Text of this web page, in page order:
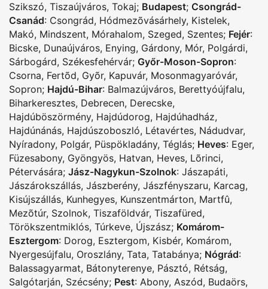
Szikszó, Tiszaújváros, Tokaj; Budapest; Csongrád-
Csanád: Csongrád, Hódmezõvásárhely, Kistelek,
Makó, Mindszent, Mórahalom, Szeged, Szentes; Fejér:
Bicske, Dunaújváros, Enying, Gárdony, Mór, Polgárdi,
Sárbogárd, Székesfehérvár; Győr-Moson-Sopron:
Csorna, Fertõd, Gyõr, Kapuvár, Mosonmagyaróvár,
Sopron; Hajdú-Bihar: Balmazújváros, Berettyóújfalu,
Biharkeresztes, Debrecen, Derecske,
Hajdúböszörmény, Hajdúdorog, Hajdúhadház,
Hajdúnánás, Hajdúszoboszló, Létavértes, Nádudvar,
Nyíradony, Polgár, Püspökladány, Téglás; Heves: Eger,
Füzesabony, Gyöngyös, Hatvan, Heves, Lõrinci,
Pétervására; Jász-Nagykun-Szolnok: Jászapáti,
Jászárokszállás, Jászberény, Jászfényszaru, Karcag,
Kisújszállás, Kunhegyes, Kunszentmárton, Martfû,
Mezõtúr, Szolnok, Tiszaföldvár, Tiszafüred,
Törökszentmiklós, Túrkeve, Újszász; Komárom-
Esztergom: Dorog, Esztergom, Kisbér, Komárom,
Nyergesújfalu, Oroszlány, Tata, Tatabánya; Nógrád:
Balassagyarmat, Bátonyterenye, Pásztó, Rétság,
Salgótarján, Szécsény; Pest: Abony, Aszód, Budaörs,